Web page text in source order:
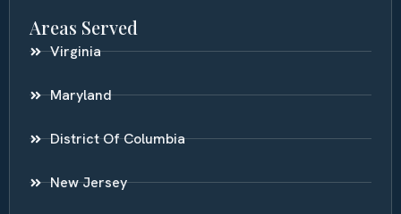
Areas Served
Virginia
Maryland
District Of Columbia
New Jersey